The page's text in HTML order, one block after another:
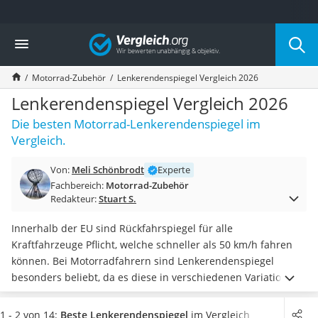
Die beliebtesten Vergleiche nach Kategorie
Auto & Motor
Fahrradträger-Anhängerkupplung (4 Fahrräder)
Fahrradträger
Fahrradträger (Anhängerkupplung)
Fahrradträger 3 Fahrräder
Benzinkanister (20 l)
Dashcam
Benzinkanister
Marderschreck
AGM-Batterie Wohnmobil
Thule-Fahrradträger
FM-Transmitter
Sommerreifen 205/55 R16
Autobatterie-Ladegerät
Starthilfe mit Kompressor
Vergleich
Motorrad-Zubehör Lenkerendenspiegel Vergleich 2026
Lenkerendenspiegel Vergleich 2026
Die besten Motorrad-Lenkerendenspiegel im
Vergleich.
Von: Meli Schönbrodt
Experte
Fachbereich: Motorrad-Zubehör
Redakteur:Stuart S.
Innerhalb der EU sind Rückfahrspiegel für alle
Kraftfahrzeuge Pflicht, welche schneller als 50 km/h fahren
können. Bei Motorradfahrern sind Lenkerendenspiegel
besonders beliebt, da es diese in verschiedenen Variationen
gibt. Damit dieSpiegel im Straßenverkehr zugelassensind,
müssen diese gängigen Online-Tests zufolge diverse
1 - 2 von 14: Beste Lenkerendenspiegel im Vergleich